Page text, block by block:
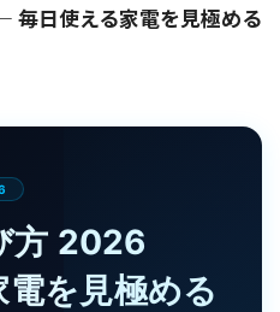
毎日使える家電を見極める
方 2026
を見極める